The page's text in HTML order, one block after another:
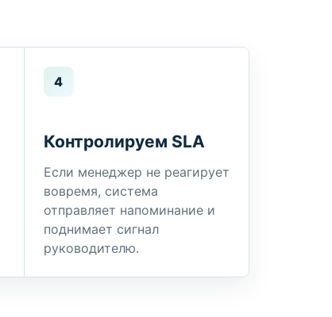
4
Контролируем SLA
Если менеджер не реагирует
вовремя, система
отправляет напоминание и
поднимает сигнал
руководителю.